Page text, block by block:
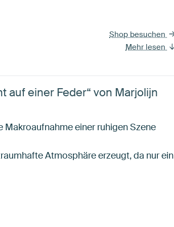
Shop besuchen
Mehr lesen
auf einer Feder“ von Marjolijn
Makroaufnahme einer ruhigen Szene
Atmosphäre erzeugt, da nur ein